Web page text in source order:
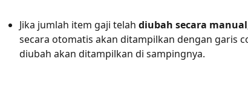
Jika jumlah item gaji telah diubah secara manual
secara otomatis akan ditampilkan dengan garis
diubah akan ditampilkan di sampingnya.